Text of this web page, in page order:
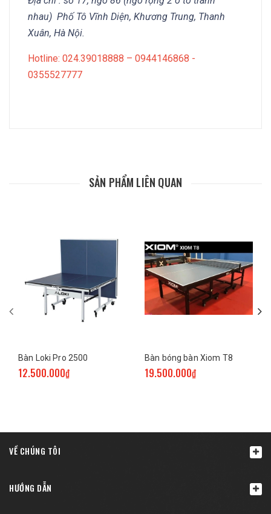
nhau) Phố Tô Vĩnh Diện, Khương Trung, Thanh
Xuân, Hà Nội.
Hotline: 024.39018888 – 0944146868 -
0355527777
SẢN PHẨM LIÊN QUAN
Bàn Loki Pro 2500
12.500.000₫
Bàn bóng bàn Xiom T8
19.500.000₫
VỀ CHÚNG TÔI
HƯỚNG DẪN